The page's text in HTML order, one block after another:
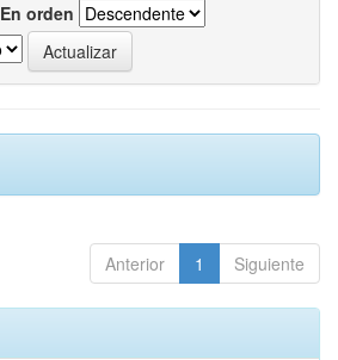
En orden
Anterior 1 Siguiente